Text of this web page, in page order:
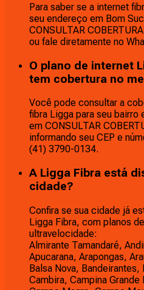
Para saber se a internet
seu endereço em Bom
CONSULTAR
ou fale diretamente no
O plano de internet
tem cobertura no
Você pode consultar a
fibra Ligga para seu
em CONSULTAR
informando seu CEP e
(41) 3790-0134.
A Ligga Fibra está
cidade?
Confira se sua cidade já
Ligga Fibra, com planos
ultravelocidade:
Almirante Tamandaré,
Apucarana, Arapongas,
Balsa Nova,
Cambira, Campina